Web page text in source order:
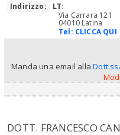
Indirizzo:
LT:
Via Carrara 121
04010 Latina
Tel: CLICCA QUI
Manda una email alla
DOTT. FRANCESCO